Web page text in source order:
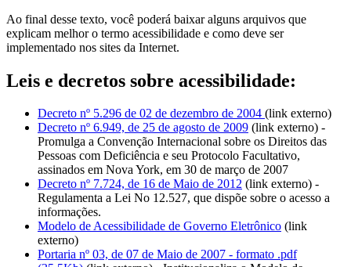
Ao final desse texto, você poderá baixar alguns arquivos que
explicam melhor o termo acessibilidade e como deve ser
implementado nos sites da Internet.
Leis e decretos sobre acessibilidade:
Decreto nº 5.296 de 02 de dezembro de 2004 (link externo)
Decreto nº 6.949, de 25 de agosto de 2009 (link externo) -
Promulga a Convenção Internacional sobre os Direitos das
Pessoas com Deficiência e seu Protocolo Facultativo,
assinados em Nova York, em 30 de março de 2007
Decreto nº 7.724, de 16 de Maio de 2012 (link externo) -
Regulamenta a Lei No 12.527, que dispõe sobre o acesso a
informações.
Modelo de Acessibilidade de Governo Eletrônico (link
externo)
Portaria nº 03, de 07 de Maio de 2007 - formato .pdf